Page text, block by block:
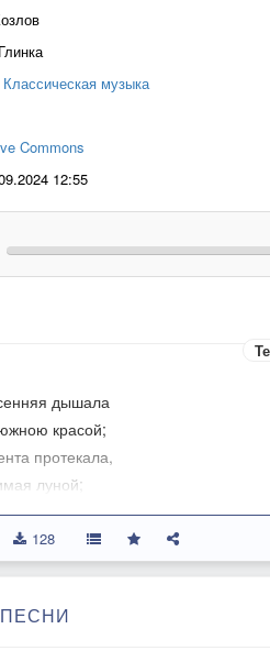
Глинка
Классическая музыка
Commons
12:55
дышала
красой;
протекала,
луной;
огнистой
облаков,
пар душистый
128